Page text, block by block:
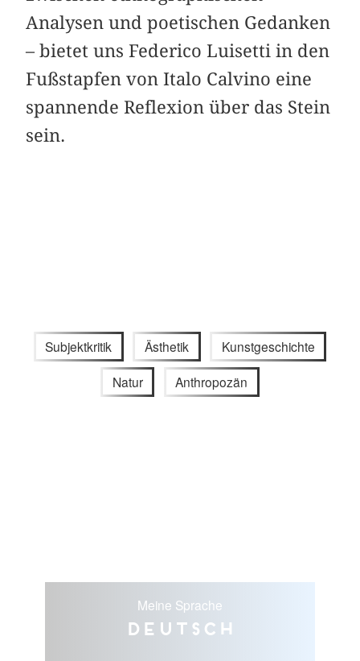
Analysen und poetischen Gedanken
– bietet uns Federico Luisetti in den
Fußstapfen von Italo Calvino eine
spannende Reflexion über das Stein
sein.
Subjektkritik Ästhetik Kunstgeschichte
Natur Anthropozän
Meine Sprache
Deutsch